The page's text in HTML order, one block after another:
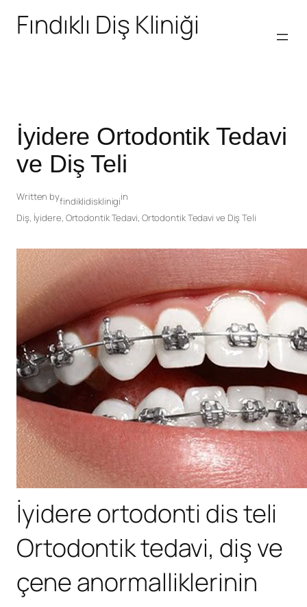
Fındıklı Diş Kliniği
İyidere Ortodontik Tedavi
ve Diş Teli
Written byfindiklidisklinigiin
Diş, İyidere, Ortodontik Tedavi, Ortodontik Tedavi ve Diş Teli
İyidere ortodonti dis teli
Ortodontik tedavi, diş ve
çene anormalliklerinin